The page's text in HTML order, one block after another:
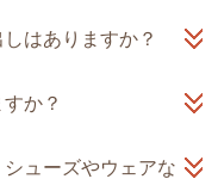
はありますか？
か？
ューズやウェアな